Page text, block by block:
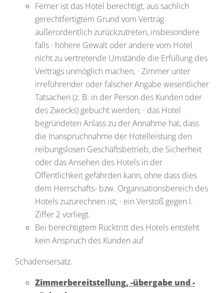
Ferner ist das Hotel berechtigt, aus sachlich
gerechtfertigtem Grund vom Vertrag
außerordentlich zurückzutreten, insbesondere
falls · höhere Gewalt oder andere vom Hotel
nicht zu vertretende Umstände die Erfüllung des
Vertrags unmöglich machen; · Zimmer unter
irreführender oder falscher Angabe wesentlicher
Tatsachen (z. B. in der Person des Kunden oder
des Zwecks) gebucht werden; · das Hotel
begründeten Anlass zu der Annahme hat, dass
die Inanspruchnahme der Hotelleistung den
reibungslosen Geschäftsbetrieb, die Sicherheit
oder das Ansehen des Hotels in der
Öffentlichkeit gefährden kann, ohne dass dies
dem Herrschafts- bzw. Organisationsbereich des
Hotels zuzurechnen ist; · ein Verstoß gegen I.
Ziffer 2 vorliegt.
Bei berechtigtem Rücktritt des Hotels entsteht
kein Anspruch des Kunden auf
Schadensersatz.
Zimmerbereitstellung, -übergabe und -